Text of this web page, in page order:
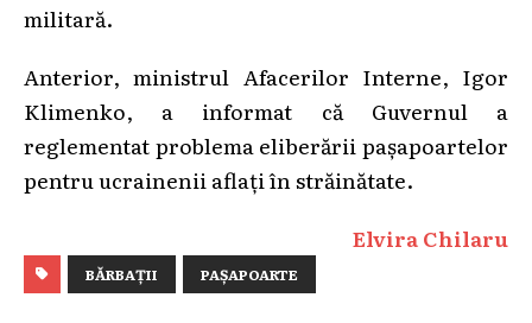
militară.
Anterior, ministrul Afacerilor Interne, Igor
Klimenko, a informat că Guvernul a
reglementat problema eliberării pașapoartelor
pentru ucrainenii aflați în străinătate.
Elvira Chilaru
BĂRBAȚII PAȘAPOARTE